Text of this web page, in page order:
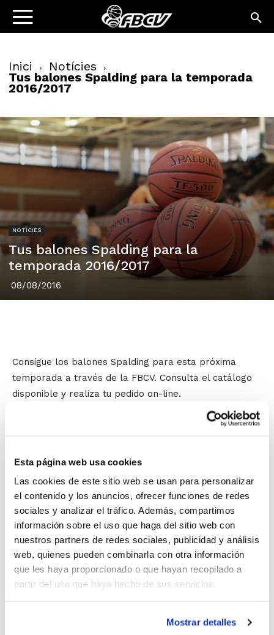
Esta página web usa cookies
Las cookies de este sitio web se usan para personalizar
el contenido y los anuncios, ofrecer funciones de redes
sociales y analizar el tráfico. Además, compartimos
información sobre el uso que haga del sitio web con
nuestros partners de redes sociales, publicidad y análisis
web, quienes pueden combinarla con otra información
que les haya proporcionado o que hayan recopilado a
partir del uso que haya hecho de sus servicios.
Mostrar detalles
Inici Notícies
Tus balones Spalding para la temporada
2016/2017
NOTÍCIES
Tus balones Spalding para la
temporada 2016/2017
08/08/2016
Consigue los balones Spalding para esta próxima
temporada a través de la FBCV. Consulta el catálogo
disponible y realiza tu pedido on-line.
Spalding se ha convertido en la marca oficial FBCV y
productos.
Inicialmente, pueden adquirirse los balones Spalding, y
próximament se irán incorporando nuevos artículos y
prendas deportivas.
El balón Spalding se ha convertido en
FBCV
, recomendándose su uso en todas las
consultando sus características y el precio al que se